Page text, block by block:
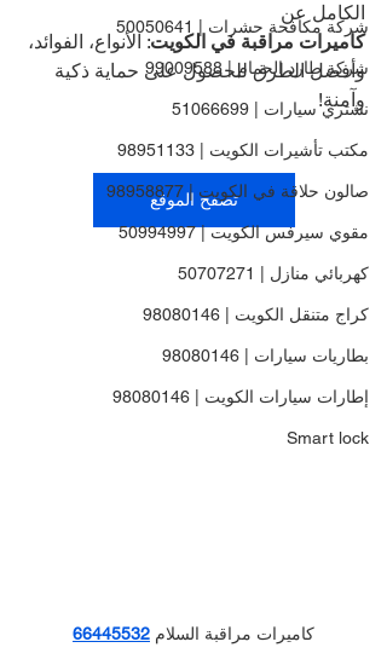
شركة مكافحة حشرات | 50050641
شركة طارد الحمام | 99009588
نشتري سيارات | 51066699
مكتب تأشيرات الكويت | 98951133
صالون حلاقة في الكويت | 98958877
مقوي سيرفس الكويت | 50994997
كهربائي منازل | 50707271
كراج متنقل الكويت | 98080146
بطاريات سيارات | 98080146
إطارات سيارات الكويت | 98080146
Smart lock
الكامل عن
كاميرات مراقبة في الكويت: الأنواع، الفوائد،
وأفضل الطرق للحصول على حماية ذكية
وآمنة!
تصفح الموقع
كاميرات مراقبة السلام 66445532